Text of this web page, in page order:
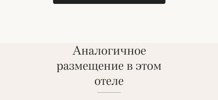
Аналогичное
размещение в этом
отеле